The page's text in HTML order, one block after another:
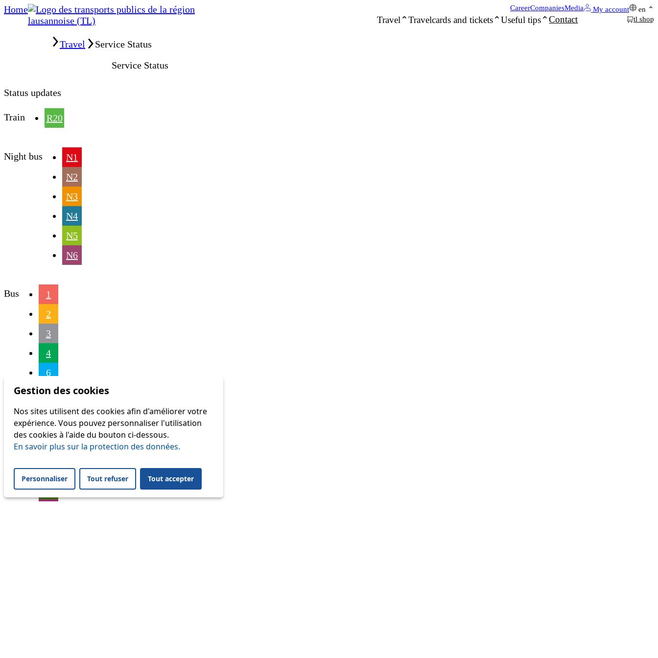
Home
Travel Travelcards and tickets Useful tips Contact
CareerCompaniesMedia My account
en
tl shop
Travel
Service Status
Service Status
Status updates
Train R20
Night bus
N1
N2
N3
N4
N5
N6
Bus
1
2
3
4
6
16
17
18
21
32
33
Gestion des cookies
Nos sites utilisent des cookies afin d'améliorer votre
expérience. Vous pouvez personnaliser l'utilisation
des cookies à l'aide du bouton ci-dessous.
En savoir plus sur la protection des données.
Personnaliser Tout refuser Tout accepter